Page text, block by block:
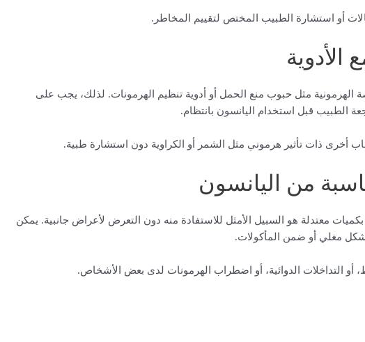
أو استشارة الطبيب المختص لتقييم المخاطر.
الأدوية
الهرمونية مثل حبوب منع الحمل أو أدوية تنظيم الهرمونات. لذلك، يجب على
الطبيب قبل استخدام اليانسون بانتظام.
أخرى ذات تأثير هرموني مثل الشمر أو الكراوية دون استشارة طبية.
من اليانسون
بكميات معتدلة هو السبيل الأمثل للاستفادة منه دون التعرض لأعراض جانبية. يمكن
مغلي أو ضمن المأكولات.
أو التداخلات الدوائية، أو اضطراب الهرمونات لدى بعض الأشخاص.